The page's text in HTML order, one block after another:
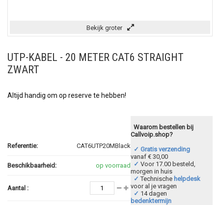
Bekijk groter
UTP-KABEL - 20 METER CAT6 STRAIGHT
ZWART
Altijd handig om op reserve te hebben!
Waarom bestellen bij
Callvoip.shop?
✓ Gratis verzending
vanaf € 30,00
✓ Voor 17.00 besteld,
morgen in huis
✓ Technische helpdesk
voor al je vragen
✓ 14 dagen
bedenktermijn
Referentie: CAT6UTP20MBlack
Beschikbaarheid: op voorraad
Aantal :